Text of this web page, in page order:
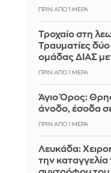
ΠΡΙΝ ΑΠΌ 1 ΜΈΡΑ
Τροχαίο στη
Τραυματίες δύο
ομάδας ΔΙΑΣ
ΠΡΙΝ ΑΠΌ 1 ΜΈΡΑ
Άγιο Όρος:
άνοδο, έσοδα
ΠΡΙΝ ΑΠΌ 1 ΜΈΡΑ
Λευκάδα:
την